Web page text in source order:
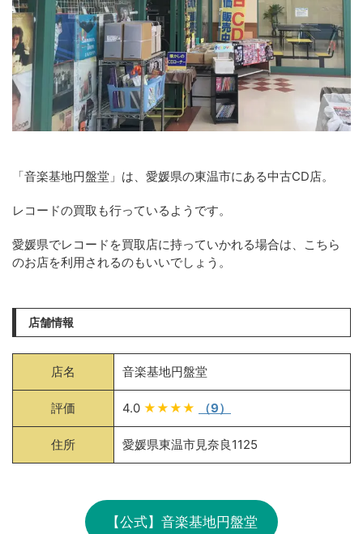
「音楽基地円盤堂」は、愛媛県の東温市にある中古CD店。
レコードの買取も行っているようです。
愛媛県でレコードを買取店に持っていかれる場合は、こちら
のお店を利用されるのもいいでしょう。
店舗情報
店名 音楽基地円盤堂
評価 4.0 ★★★★ （9）
住所 愛媛県東温市見奈良1125
【公式】音楽基地円盤堂